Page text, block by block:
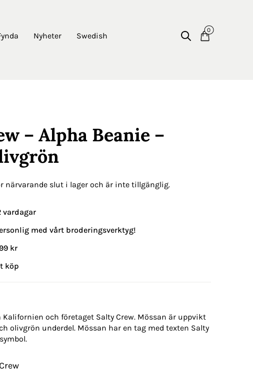
Nyheter Swedish
0
– Alpha Beanie –
närvarande slut i lager och är inte tillgänglig.
vardagar
med vårt broderingsverktyg!
kr
köp
och företaget Salty Crew. Mössan är uppvikt
olivgrön underdel. Mössan har en tag med texten Salty